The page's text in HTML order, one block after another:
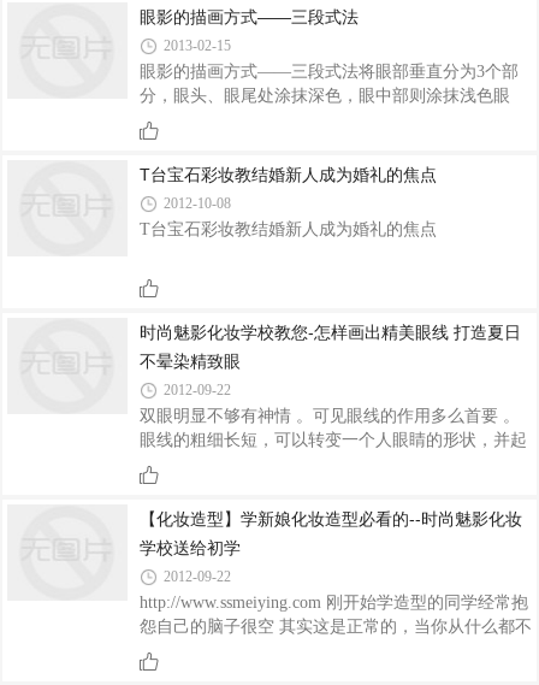
深于中央,上唇深于下唇,中央提亮3.如果涂唇彩时,唇
部不要打上粉底4唇大唇厚的人不能用浅色及珠光的
口红5唇小唇薄的人不能用深色6唇黑者不能用浅色口
红7画唇时.嘴角上翘有一种微笑感教你化出不同感觉
的唇型 {时尚魅影化妆学校教材}1.可爱型:两个唇峰
距离近,唇峰在唇谷至唇角的1/4处/下唇呈弧型/唇谷较
眼影的描画方式——三段式法
2013-02-15
眼影的描画方式——三段式法将眼部垂直分为3个部
分，眼头、眼尾处涂抹深色，眼中部则涂抹浅色眼
影。步骤一、用眼影刷蘸取深色眼影，由眼头从睫毛
根部开始，运用渐层的手法向眼中部涂抹到1/3的位置
消失，色彩过渡要自然。步骤二、用眼影刷蘸取深色
眼影由眉尾从睫毛根部开始，运用渐层的手法向眼中
部涂抹到1/3的位置消失，色彩过渡要自然。步骤三、
运用浅色在眼窝中部从睫毛根部开始，运用渐层法涂
然。步骤四、用眼影刷蘸取深色眼影，由下眼睑眼头
T台宝石彩妆教结婚新人成为婚礼的焦点
2012-10-08
T台宝石彩妆教结婚新人成为婚礼的焦点
时尚魅影化妆学校教您-怎样画出精美眼线 打造夏日
不晕染精致眼
2012-09-22
双眼明显不够有神情 。可见眼线的作用多么首要 。
眼线的粗细长短，可以转变一个人眼睛的形状，并起
到修正眼部缺点的作用。很多女生不知道该怎样画出
精美的眼线，下面就一步步详细解说。 Step 1、必然
要找到睫毛根部画眼线前，先用手指撑住眼皮，露出
睫毛根部，眼线要贴近睫毛根部描画才自然。要点是
一点一点将睫毛缝隙填满。Step 2、眼线可以一点点
描画标致的眼线并不是一笔画成的，要将眼线笔贴紧
睫毛根部一点一点的描画，从而避免中间断点和误会
的情况 。最后用棉棒收拾不顺滑的部位。Step 3、眼
尾拉�
【化妆造型】学新娘化妆造型必看的--时尚魅影化妆
学校送给初学
2012-09-22
http://www.ssmeiying.com 刚开始学造型的同学经常抱
怨自己的脑子很空 其实这是正常的，当你从什么都不
知道开始再到想出作品的时候 你需要一段痛苦的时间
去经历 因为你们少了很多的实际经验 所以你们只能